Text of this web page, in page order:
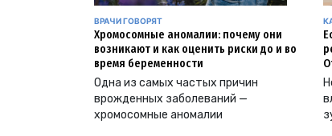
ВРАЧИ ГОВОРЯТ
Хромосомные аномалии: почему они
возникают и как оценить риски до и во
время беременности
Одна из самых частых причин
врожденных заболеваний —
хромосомные аномалии